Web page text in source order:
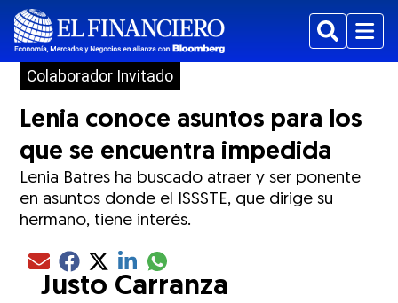
BuscarMenu
Colaborador Invitado
Lenia conoce asuntos para los
que se encuentra impedida
Lenia Batres ha buscado atraer y ser ponente
en asuntos donde el ISSSTE, que dirige su
hermano, tiene interés.
Compartir el artículo actual mediante Email
Compartir el artículo actual mediante Facebook
Compartir el artículo actual mediante Twitter
Compartir el artículo actual mediante LinkedIn
Compartir el artículo actual mediante
Justo Carranza